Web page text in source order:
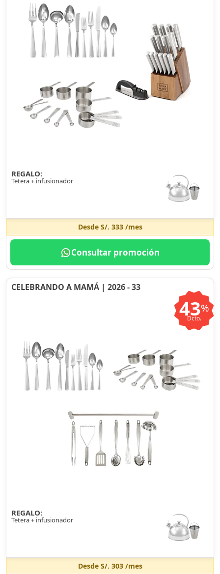
REGALO:
Tetera + infusionador
Desde S/. 333/mes
Consultar promoción
CELEBRANDO A MAMÁ | 2026 - 33
43%
Dcto.
REGALO:
Tetera + infusionador
Desde S/. 303/mes